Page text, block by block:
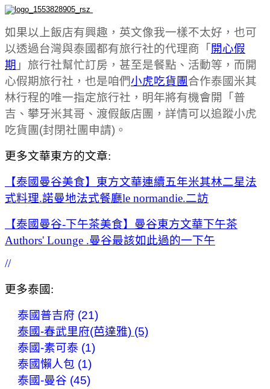
如果以上飯店有興趣，英文像我一樣不太好，也可
以透過台灣與泰國都有旅行社的代理商「 開心假
期 」旅行社幫忙訂房，甚至是餐點、活動等，而開
心假期旅行社，也是咱們小虎吃貨團 合作泰國米其
林行程的唯一指定旅行社，明年將有機會開「普
吉、攀牙米其哥、渡假飯店團，詳情可以追蹤小虎
吃貨團(封閉社團申請)。
更多文華東方的文章:
【泰國曼谷美食】東方文華連續五年米其林二星法
式料理.諾曼地法式餐廳le normandie.二訪
【泰國曼谷-下午茶美食】曼谷東方文華下午茶
Authors' Lounge .曼谷最該如此過的一下午
//
更多泰國:
泰國普吉府 (21)
泰國-春武里府(芭達雅) (5)
泰國-素可泰 (1)
泰國懶人包 (1)
泰國-曼谷 (45)